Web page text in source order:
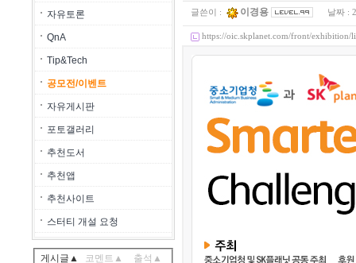
자유토론
QnA
Tip&Tech
공모전/이벤트
자유게시판
포토갤러리
추천도서
추천앱
추천사이트
스터티 개설 요청
게시글▲ 코멘트▲ 출석▲
글쓴이 : 이경용 날짜 :
https://oic.skplanet.com/front/